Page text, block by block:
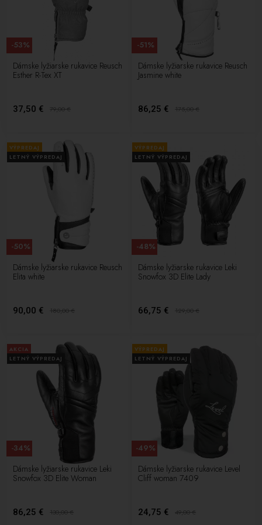
Dámske lyžiarske rukavice Reusch
Esther R-Tex XT
37,50 € 79,00€
-53%
Dámske lyžiarske rukavice Reusch
Jasmine white
86,25 € 175,00€
-51%
VÝPREDAJ
LETNÝ VÝPREDAJ
Dámske lyžiarske rukavice Reusch
Elita white
90,00 € 180,00€
-50%
VÝPREDAJ
LETNÝ VÝPREDAJ
Dámske lyžiarske rukavice Leki
Snowfox 3D Elite Lady
66,75 € 129,00€
-48%
AKCIA
LETNÝ VÝPREDAJ
Dámske lyžiarske rukavice Leki
Snowfox 3D Elite Woman
86,25 € 130,00€
-34%
VÝPREDAJ
LETNÝ VÝPREDAJ
Dámske lyžiarske rukavice Level
Cliff woman 7409
24,75 € 49,00€
-49%